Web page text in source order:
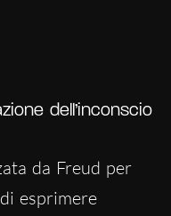
dell’inconscio
da Freud per
esprimere